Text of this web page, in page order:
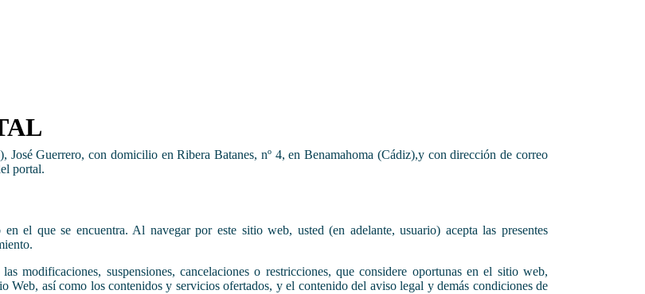
José Guerrero, con domicilio en Ribera Batanes, nº 4, en Benamahoma (Cádiz),y con dirección de correo
portal.
el que se encuentra. Al navegar por este sitio web, usted (en adelante, usuario) acepta las presentes
modificaciones, suspensiones, cancelaciones o restricciones, que considere oportunas en el sitio web,
Web, así como los contenidos y servicios ofertados, y el contenido del aviso legal y demás condiciones de